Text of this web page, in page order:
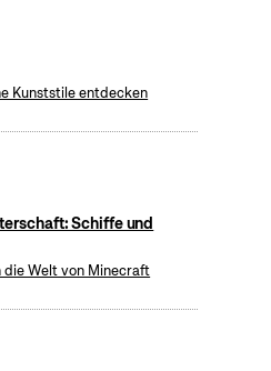
Kunststile entdecken
Schiffe und
die Welt von Minecraft